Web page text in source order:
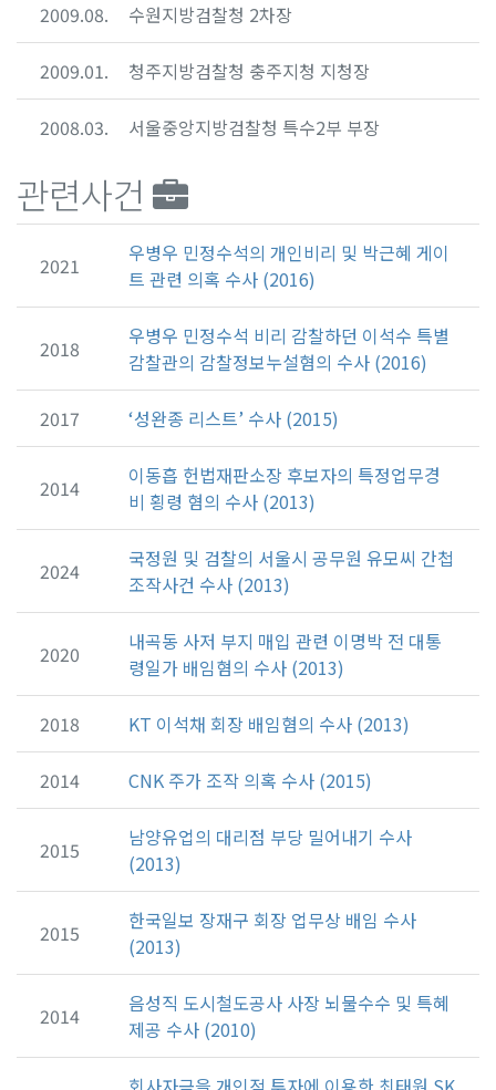
2009.08. 수원지방검찰청 2차장
2009.01. 청주지방검찰청 충주지청 지청장
2008.03. 서울중앙지방검찰청 특수2부 부장
관련사건
2021
우병우 민정수석의 개인비리 및 박근혜 게이
트 관련 의혹 수사 (2016)
2018
우병우 민정수석 비리 감찰하던 이석수 특별
감찰관의 감찰정보누설혐의 수사 (2016)
2017 ‘성완종 리스트’ 수사 (2015)
2014
이동흡 헌법재판소장 후보자의 특정업무경
비 횡령 혐의 수사 (2013)
2024
국정원 및 검찰의 서울시 공무원 유모씨 간첩
조작사건 수사 (2013)
2020
내곡동 사저 부지 매입 관련 이명박 전 대통
령일가 배임혐의 수사 (2013)
2018 KT 이석채 회장 배임혐의 수사 (2013)
2014 CNK 주가 조작 의혹 수사 (2015)
2015
남양유업의 대리점 부당 밀어내기 수사
(2013)
2015
한국일보 장재구 회장 업무상 배임 수사
(2013)
2014
음성직 도시철도공사 사장 뇌물수수 및 특혜
제공 수사 (2010)